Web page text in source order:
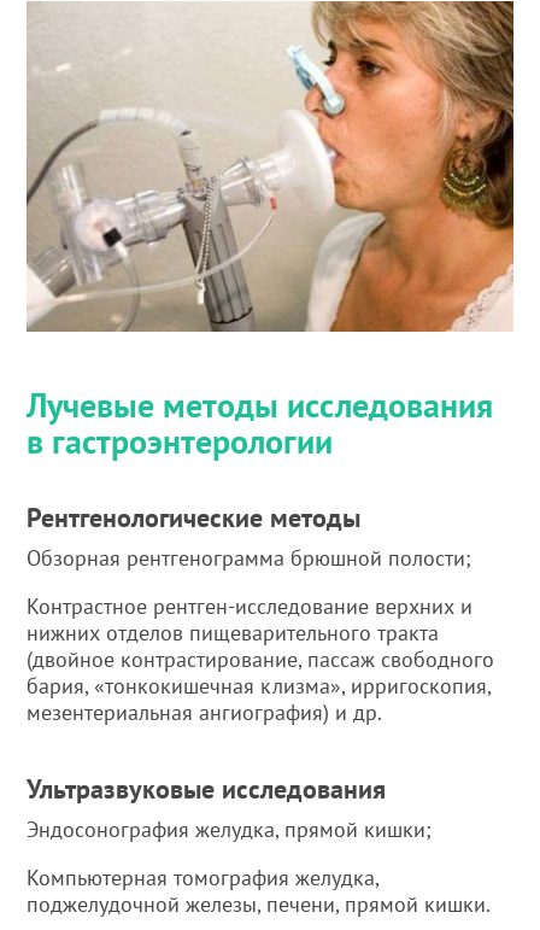
Лучевые методы исследования
в гастроэнтерологии
Рентгенологические методы
Обзорная рентгенограмма брюшной полости;
Контрастное рентген-исследование верхних и
нижних отделов пищеварительного тракта
(двойное контрастирование, пассаж свободного
бария, «тонкокишечная клизма», ирригоскопия,
мезентериальная ангиография) и др.
Ультразвуковые исследования
Эндосонография желудка, прямой кишки;
Компьютерная томография желудка,
поджелудочной железы, печени, прямой кишки.